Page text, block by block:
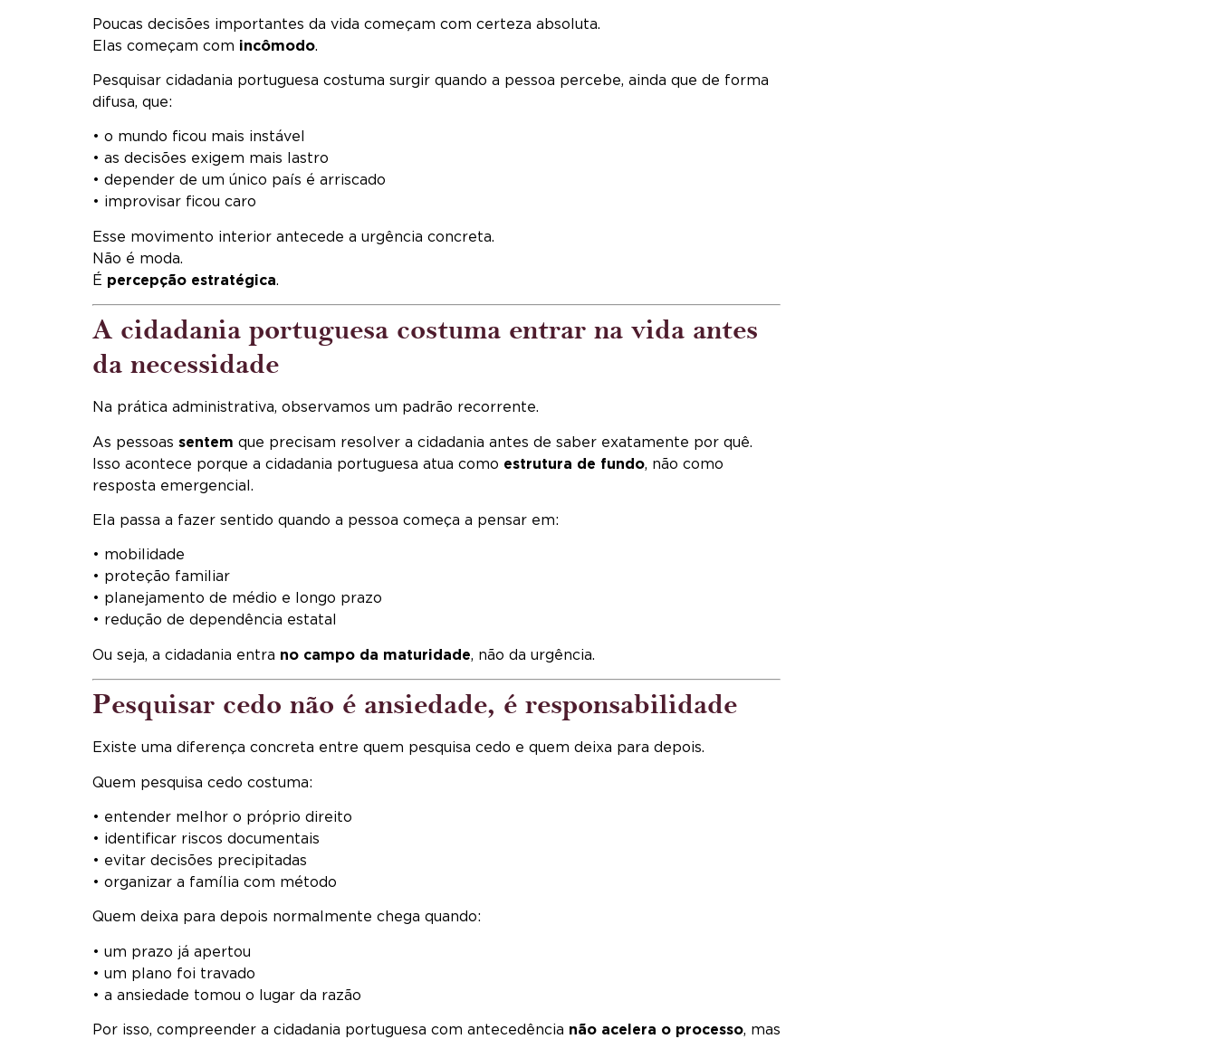
Poucas decisões importantes da vida começam com certeza absoluta.
Elas começam com incômodo.
Pesquisar cidadania portuguesa costuma surgir quando a pessoa percebe, ainda que de forma
difusa, que:
• o mundo ficou mais instável
• as decisões exigem mais lastro
• depender de um único país é arriscado
• improvisar ficou caro
Esse movimento interior antecede a urgência concreta.
Não é moda.
É percepção estratégica.
A cidadania portuguesa costuma entrar na vida antes
da necessidade
Na prática administrativa, observamos um padrão recorrente.
As pessoas sentem que precisam resolver a cidadania antes de saber exatamente por quê.
Isso acontece porque a cidadania portuguesa atua como estrutura de fundo, não como
resposta emergencial.
Ela passa a fazer sentido quando a pessoa começa a pensar em:
• mobilidade
• proteção familiar
• planejamento de médio e longo prazo
• redução de dependência estatal
Ou seja, a cidadania entra no campo da maturidade, não da urgência.
Pesquisar cedo não é ansiedade, é responsabilidade
Existe uma diferença concreta entre quem pesquisa cedo e quem deixa para depois.
Quem pesquisa cedo costuma:
• entender melhor o próprio direito
• identificar riscos documentais
• evitar decisões precipitadas
• organizar a família com método
Quem deixa para depois normalmente chega quando:
• um prazo já apertou
• um plano foi travado
• a ansiedade tomou o lugar da razão
Por isso, compreender a cidadania portuguesa com antecedência não acelera o processo, mas